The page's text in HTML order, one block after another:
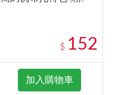
$ 152
加入購物車